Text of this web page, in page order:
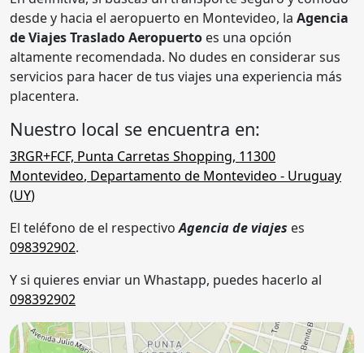
desde y hacia el aeropuerto en Montevideo, la Agencia
de Viajes Traslado Aeropuerto es una opción
altamente recomendada. No dudes en considerar sus
servicios para hacer de tus viajes una experiencia más
placentera.
Nuestro local se encuentra en:
3RGR+FCF, Punta Carretas Shopping, 11300
Montevideo, Departamento de Montevideo - Uruguay
(UY)
El teléfono de el respectivoAgencia de viajes es
098392902.
Y si quieres enviar un Whastapp, puedes hacerlo al
098392902